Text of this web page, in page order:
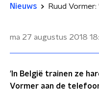
Nieuws
ma 27 augustus 2018
'In België trainen ze
Vormer aan de